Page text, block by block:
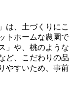
は、土づくりにこ
トホームな農園で
」や、桃のような
ど、こだわりの品
やすいため、事前